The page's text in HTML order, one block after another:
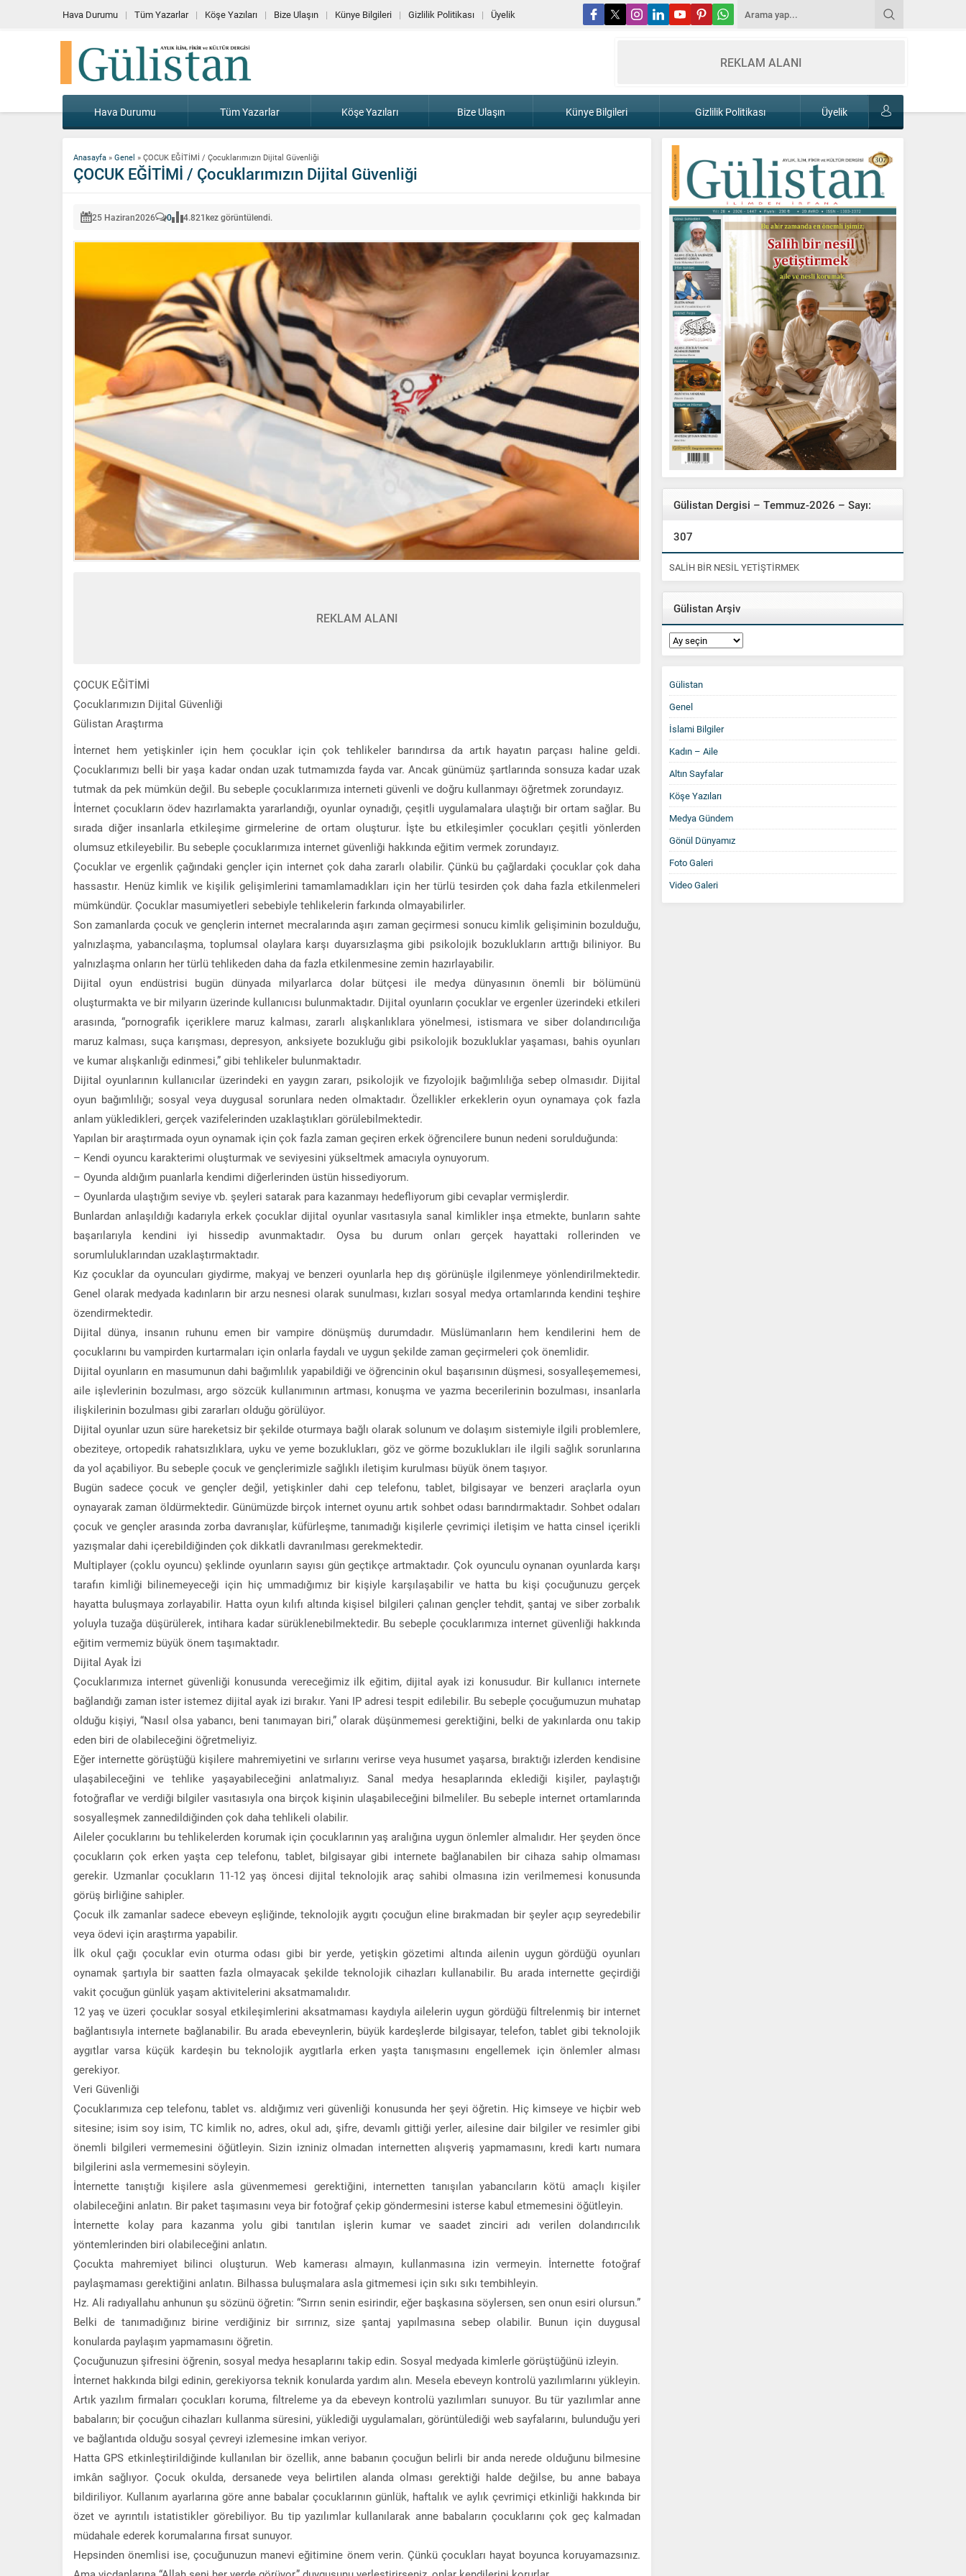
Hava Durumu Tüm Yazarlar Köşe Yazıları Bize Ulaşın Künye Bilgileri Gizlilik Politikası Üyelik
REKLAM ALANI
Hava Durumu Tüm Yazarlar Köşe Yazıları Bize Ulaşın Künye Bilgileri Gizlilik Politikası Üyelik
Anasayfa » Genel » ÇOCUK EĞİTİMİ / Çocuklarımızın Dijital Güvenliği
ÇOCUK EĞİTİMİ / Çocuklarımızın Dijital Güvenliği
25 Haziran2026 0 4.821kez görüntülendi.
REKLAM ALANI
ÇOCUK EĞİTİMİ
Çocuklarımızın Dijital Güvenliği
Gülistan Araştırma
İnternet hem yetişkinler için hem çocuklar için çok tehlikeler barındırsa da artık hayatın parçası haline geldi.
Çocuklarımızı belli bir yaşa kadar ondan uzak tutmamızda fayda var. Ancak günümüz şartlarında sonsuza kadar uzak
tutmak da pek mümkün değil. Bu sebeple çocuklarımıza interneti güvenli ve doğru kullanmayı öğretmek zorundayız.
İnternet çocukların ödev hazırlamakta yararlandığı, oyunlar oynadığı, çeşitli uygulamalara ulaştığı bir ortam sağlar. Bu
sırada diğer insanlarla etkileşime girmelerine de ortam oluşturur. İşte bu etkileşimler çocukları çeşitli yönlerden
olumsuz etkileyebilir. Bu sebeple çocuklarımıza internet güvenliği hakkında eğitim vermek zorundayız.
Çocuklar ve ergenlik çağındaki gençler için internet çok daha zararlı olabilir. Çünkü bu çağlardaki çocuklar çok daha
hassastır. Henüz kimlik ve kişilik gelişimlerini tamamlamadıkları için her türlü tesirden çok daha fazla etkilenmeleri
mümkündür. Çocuklar masumiyetleri sebebiyle tehlikelerin farkında olmayabilirler.
Son zamanlarda çocuk ve gençlerin internet mecralarında aşırı zaman geçirmesi sonucu kimlik gelişiminin bozulduğu,
yalnızlaşma, yabancılaşma, toplumsal olaylara karşı duyarsızlaşma gibi psikolojik bozuklukların arttığı biliniyor. Bu
yalnızlaşma onların her türlü tehlikeden daha da fazla etkilenmesine zemin hazırlayabilir.
Dijital oyun endüstrisi bugün dünyada milyarlarca dolar bütçesi ile medya dünyasının önemli bir bölümünü
oluşturmakta ve bir milyarın üzerinde kullanıcısı bulunmaktadır. Dijital oyunların çocuklar ve ergenler üzerindeki etkileri
arasında, “pornografik içeriklere maruz kalması, zararlı alışkanlıklara yönelmesi, istismara ve siber dolandırıcılığa
maruz kalması, suça karışması, depresyon, anksiyete bozukluğu gibi psikolojik bozukluklar yaşaması, bahis oyunları
ve kumar alışkanlığı edinmesi,” gibi tehlikeler bulunmaktadır.
Dijital oyunlarının kullanıcılar üzerindeki en yaygın zararı, psikolojik ve fizyolojik bağımlılığa sebep olmasıdır. Dijital
oyun bağımlılığı; sosyal veya duygusal sorunlara neden olmaktadır. Özellikler erkeklerin oyun oynamaya çok fazla
anlam yükledikleri, gerçek vazifelerinden uzaklaştıkları görülebilmektedir.
Yapılan bir araştırmada oyun oynamak için çok fazla zaman geçiren erkek öğrencilere bunun nedeni sorulduğunda:
– Kendi oyuncu karakterimi oluşturmak ve seviyesini yükseltmek amacıyla oynuyorum.
– Oyunda aldığım puanlarla kendimi diğerlerinden üstün hissediyorum.
– Oyunlarda ulaştığım seviye vb. şeyleri satarak para kazanmayı hedefliyorum gibi cevaplar vermişlerdir.
Bunlardan anlaşıldığı kadarıyla erkek çocuklar dijital oyunlar vasıtasıyla sanal kimlikler inşa etmekte, bunların sahte
başarılarıyla kendini iyi hissedip avunmaktadır. Oysa bu durum onları gerçek hayattaki rollerinden ve
sorumluluklarından uzaklaştırmaktadır.
Kız çocuklar da oyuncuları giydirme, makyaj ve benzeri oyunlarla hep dış görünüşle ilgilenmeye yönlendirilmektedir.
Genel olarak medyada kadınların bir arzu nesnesi olarak sunulması, kızları sosyal medya ortamlarında kendini teşhire
özendirmektedir.
Dijital dünya, insanın ruhunu emen bir vampire dönüşmüş durumdadır. Müslümanların hem kendilerini hem de
çocuklarını bu vampirden kurtarmaları için onlarla faydalı ve uygun şekilde zaman geçirmeleri çok önemlidir.
Dijital oyunların en masumunun dahi bağımlılık yapabildiği ve öğrencinin okul başarısının düşmesi, sosyalleşememesi,
aile işlevlerinin bozulması, argo sözcük kullanımının artması, konuşma ve yazma becerilerinin bozulması, insanlarla
ilişkilerinin bozulması gibi zararları olduğu görülüyor.
Dijital oyunlar uzun süre hareketsiz bir şekilde oturmaya bağlı olarak solunum ve dolaşım sistemiyle ilgili problemlere,
obeziteye, ortopedik rahatsızlıklara, uyku ve yeme bozuklukları, göz ve görme bozuklukları ile ilgili sağlık sorunlarına
da yol açabiliyor. Bu sebeple çocuk ve gençlerimizle sağlıklı iletişim kurulması büyük önem taşıyor.
Bugün sadece çocuk ve gençler değil, yetişkinler dahi cep telefonu, tablet, bilgisayar ve benzeri araçlarla oyun
oynayarak zaman öldürmektedir. Günümüzde birçok internet oyunu artık sohbet odası barındırmaktadır. Sohbet odaları
çocuk ve gençler arasında zorba davranışlar, küfürleşme, tanımadığı kişilerle çevrimiçi iletişim ve hatta cinsel içerikli
yazışmalar dahi içerebildiğinden çok dikkatli davranılması gerekmektedir.
Multiplayer (çoklu oyuncu) şeklinde oyunların sayısı gün geçtikçe artmaktadır. Çok oyunculu oynanan oyunlarda karşı
tarafın kimliği bilinemeyeceği için hiç ummadığımız bir kişiyle karşılaşabilir ve hatta bu kişi çocuğunuzu gerçek
hayatta buluşmaya zorlayabilir. Hatta oyun kılıfı altında kişisel bilgileri çalınan gençler tehdit, şantaj ve siber zorbalık
yoluyla tuzağa düşürülerek, intihara kadar sürüklenebilmektedir. Bu sebeple çocuklarımıza internet güvenliği hakkında
eğitim vermemiz büyük önem taşımaktadır.
Dijital Ayak İzi
Çocuklarımıza internet güvenliği konusunda vereceğimiz ilk eğitim, dijital ayak izi konusudur. Bir kullanıcı internete
bağlandığı zaman ister istemez dijital ayak izi bırakır. Yani IP adresi tespit edilebilir. Bu sebeple çocuğumuzun muhatap
olduğu kişiyi, “Nasıl olsa yabancı, beni tanımayan biri,” olarak düşünmemesi gerektiğini, belki de yakınlarda onu takip
eden biri de olabileceğini öğretmeliyiz.
Eğer internette görüştüğü kişilere mahremiyetini ve sırlarını verirse veya husumet yaşarsa, bıraktığı izlerden kendisine
ulaşabileceğini ve tehlike yaşayabileceğini anlatmalıyız. Sanal medya hesaplarında eklediği kişiler, paylaştığı
fotoğraflar ve verdiği bilgiler vasıtasıyla ona birçok kişinin ulaşabileceğini bilmeliler. Bu sebeple internet ortamlarında
sosyalleşmek zannedildiğinden çok daha tehlikeli olabilir.
Aileler çocuklarını bu tehlikelerden korumak için çocuklarının yaş aralığına uygun önlemler almalıdır. Her şeyden önce
çocukların çok erken yaşta cep telefonu, tablet, bilgisayar gibi internete bağlanabilen bir cihaza sahip olmaması
gerekir. Uzmanlar çocukların 11-12 yaş öncesi dijital teknolojik araç sahibi olmasına izin verilmemesi konusunda
görüş birliğine sahipler.
Çocuk ilk zamanlar sadece ebeveyn eşliğinde, teknolojik aygıtı çocuğun eline bırakmadan bir şeyler açıp seyredebilir
veya ödevi için araştırma yapabilir.
İlk okul çağı çocuklar evin oturma odası gibi bir yerde, yetişkin gözetimi altında ailenin uygun gördüğü oyunları
oynamak şartıyla bir saatten fazla olmayacak şekilde teknolojik cihazları kullanabilir. Bu arada internette geçirdiği
vakit çocuğun günlük yaşam aktivitelerini aksatmamalıdır.
12 yaş ve üzeri çocuklar sosyal etkileşimlerini aksatmaması kaydıyla ailelerin uygun gördüğü filtrelenmiş bir internet
bağlantısıyla internete bağlanabilir. Bu arada ebeveynlerin, büyük kardeşlerde bilgisayar, telefon, tablet gibi teknolojik
aygıtlar varsa küçük kardeşin bu teknolojik aygıtlarla erken yaşta tanışmasını engellemek için önlemler alması
gerekiyor.
Veri Güvenliği
Çocuklarımıza cep telefonu, tablet vs. aldığımız veri güvenliği konusunda her şeyi öğretin. Hiç kimseye ve hiçbir web
sitesine; isim soy isim, TC kimlik no, adres, okul adı, şifre, devamlı gittiği yerler, ailesine dair bilgiler ve resimler gibi
önemli bilgileri vermemesini öğütleyin. Sizin izniniz olmadan internetten alışveriş yapmamasını, kredi kartı numara
bilgilerini asla vermemesini söyleyin.
İnternette tanıştığı kişilere asla güvenmemesi gerektiğini, internetten tanışılan yabancıların kötü amaçlı kişiler
olabileceğini anlatın. Bir paket taşımasını veya bir fotoğraf çekip göndermesini isterse kabul etmemesini öğütleyin.
İnternette kolay para kazanma yolu gibi tanıtılan işlerin kumar ve saadet zinciri adı verilen dolandırıcılık
yöntemlerinden biri olabileceğini anlatın.
Çocukta mahremiyet bilinci oluşturun. Web kamerası almayın, kullanmasına izin vermeyin. İnternette fotoğraf
paylaşmaması gerektiğini anlatın. Bilhassa buluşmalara asla gitmemesi için sıkı sıkı tembihleyin.
Hz. Ali radıyallahu anhunun şu sözünü öğretin: “Sırrın senin esirindir, eğer başkasına söylersen, sen onun esiri olursun.”
Belki de tanımadığınız birine verdiğiniz bir sırrınız, size şantaj yapılmasına sebep olabilir. Bunun için duygusal
konularda paylaşım yapmamasını öğretin.
Çocuğunuzun şifresini öğrenin, sosyal medya hesaplarını takip edin. Sosyal medyada kimlerle görüştüğünü izleyin.
İnternet hakkında bilgi edinin, gerekiyorsa teknik konularda yardım alın. Mesela ebeveyn kontrolü yazılımlarını yükleyin.
Artık yazılım firmaları çocukları koruma, filtreleme ya da ebeveyn kontrolü yazılımları sunuyor. Bu tür yazılımlar anne
babaların; bir çocuğun cihazları kullanma süresini, yüklediği uygulamaları, görüntülediği web sayfalarını, bulunduğu yeri
ve bağlantıda olduğu sosyal çevreyi izlemesine imkan veriyor.
Hatta GPS etkinleştirildiğinde kullanılan bir özellik, anne babanın çocuğun belirli bir anda nerede olduğunu bilmesine
imkân sağlıyor. Çocuk okulda, dersanede veya belirtilen alanda olması gerektiği halde değilse, bu anne babaya
bildiriliyor. Kullanım ayarlarına göre anne babalar çocuklarının günlük, haftalık ve aylık çevrimiçi etkinliği hakkında bir
özet ve ayrıntılı istatistikler görebiliyor. Bu tip yazılımlar kullanılarak anne babaların çocuklarını çok geç kalmadan
müdahale ederek korumalarına fırsat sunuyor.
Hepsinden önemlisi ise, çocuğunuzun manevi eğitimine önem verin. Çünkü çocukları hayat boyunca koruyamazsınız.
Gülistan Dergisi – Temmuz-2026 – Sayı:
307
SALİH BİR NESİL YETİŞTİRMEK
Gülistan Arşiv
Gülistan
Arşiv
Gülistan
Genel
İslami Bilgiler
Kadın – Aile
Altın Sayfalar
Köşe Yazıları
Medya Gündem
Gönül Dünyamız
Foto Galeri
Video Galeri